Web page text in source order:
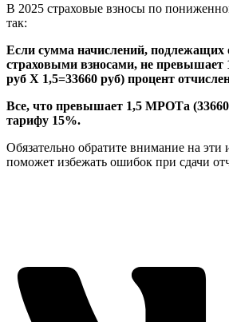
В 2025 страховые взносы по
так:
Если сумма начислений,
страховыми взносами, не
руб Х 1,5=33660 руб) процент
Все, что превышает 1,5 МРОТа (33660
тарифу 15%.
Обязательно обратите внимание на эти
поможет избежать ошибок при сдачи